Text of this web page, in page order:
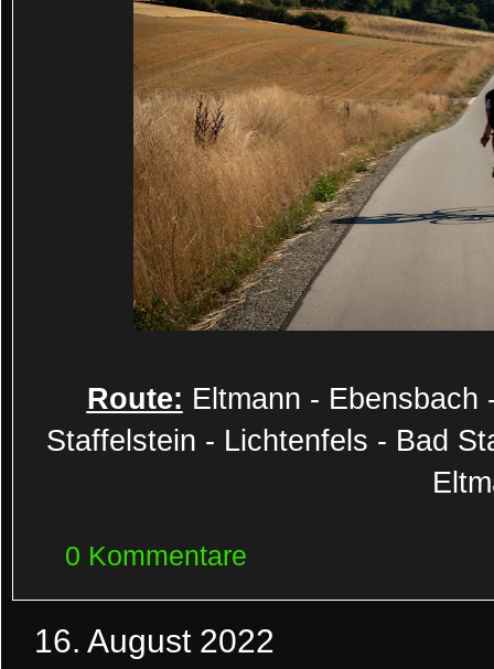
Route: Eltmann - Ebensbach
Staffelstein - Lichtenfels - Bad
0 Kommentare
16. August 2022